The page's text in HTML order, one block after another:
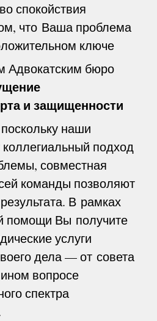
спокойствия
что Ваша проблема
ключе
Адвокатским бюро
и защищенности
наши
подход
совместная
команды позволяют
В рамках
помощи Вы получите
услуги
дела — от совета
вопросе
спектра